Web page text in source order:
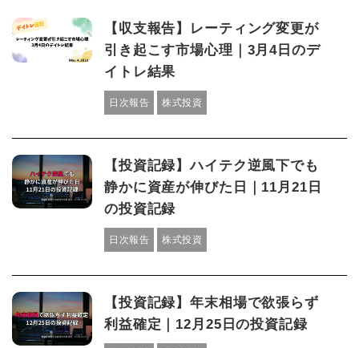
【収支報告】レーティング変更が
引き起こす市場心理｜3月4日のデ
イトレ結果
日次報告 株式投資
【投資記録】ハイテク逆風下でも
静かに資産が伸びた日｜11月21日
の投資記録
日次報告 株式投資
【投資記録】年末相場で欲張らず
利益確定｜12月25日の投資記録